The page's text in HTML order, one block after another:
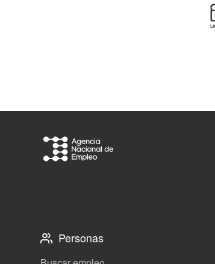
Personas